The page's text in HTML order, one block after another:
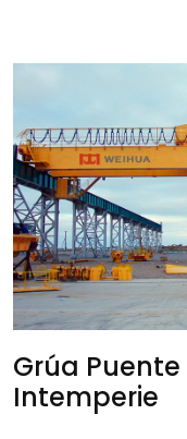
Grúa
Intemperie